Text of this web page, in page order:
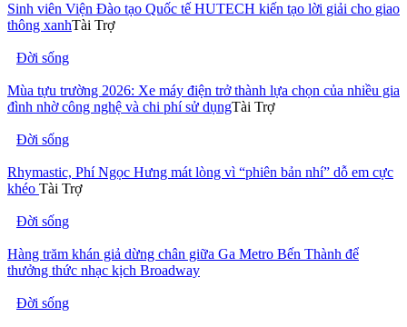
Sinh viên Viện Đào tạo Quốc tế HUTECH kiến tạo lời giải cho giao
thông xanhTài Trợ
Đời sống
Mùa tựu trường 2026: Xe máy điện trở thành lựa chọn của nhiều gia
đình nhờ công nghệ và chi phí sử dụngTài Trợ
Đời sống
Rhymastic, Phí Ngọc Hưng mát lòng vì “phiên bản nhí” dỗ em cực
khéo Tài Trợ
Đời sống
Hàng trăm khán giả dừng chân giữa Ga Metro Bến Thành để
thưởng thức nhạc kịch Broadway
Đời sống